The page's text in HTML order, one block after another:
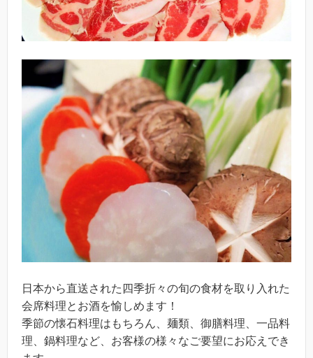
日本から直送された四季折々の旬の食材を取り入れた
会席料理とお酒を愉しめます！
季節の懐石料理はもちろん、麺類、御膳料理、一品料
理、鍋料理など、お客様の様々なご要望にお応えでき